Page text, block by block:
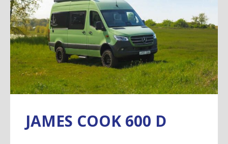
JAMES COOK 600 D